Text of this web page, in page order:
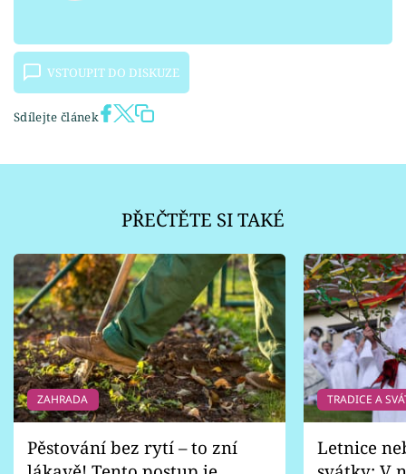
VSTOUPIT DO DISKUZE
Sdílejte článek
PŘEČTĚTE SI TAKÉ
ZAHRADA
Pěstování bez rytí – to zní
TRADICE A
Letnice